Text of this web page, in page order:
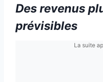
Des revenus
prévisibles
La suite